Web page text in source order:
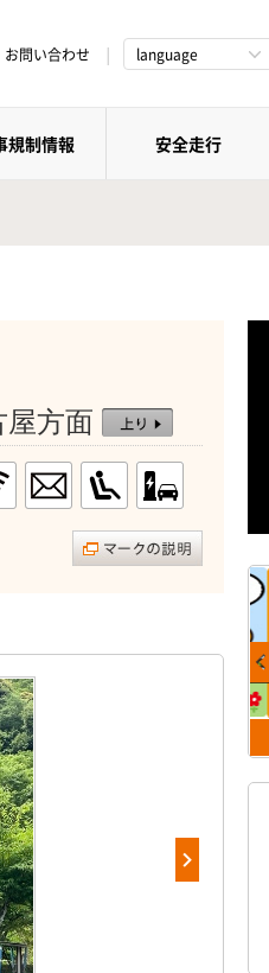
お問い合わせ language
規制情報 安全走行
方面